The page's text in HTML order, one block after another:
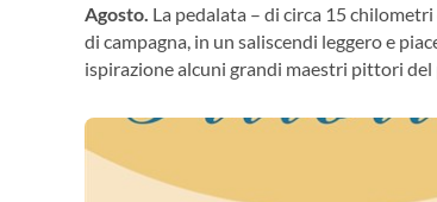
Agosto. La pedalata – di circa 15
di campagna, in un saliscendi leggero e
ispirazione alcuni grandi maestri pittori del